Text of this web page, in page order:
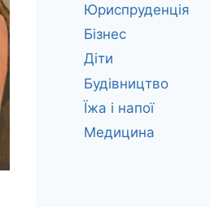
Юриспруденція
Бізнес
Діти
Будівництво
Їжа і напої
Медицина